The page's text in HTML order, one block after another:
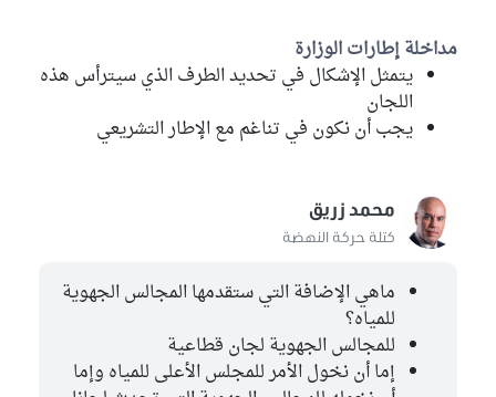
مداخلة إطارات الوزارة
يتمثل الإشكال في تحديد الطرف الذي سيترأس هذه
اللجان
يجب أن نكون في تناغم مع الإطار التشريعي
محمد زريق
كتلة حركة النهضة
ماهي الإضافة التي ستقدمها المجالس الجهوية
للمياه؟
للمجالس الجهوية لجان قطاعية
إما أن نخول الأمر للمجلس الأعلى للمياه وإما